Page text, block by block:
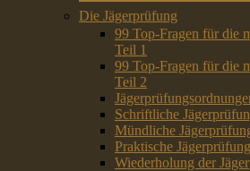
Die Jägerprüfung
99 Top-Fragen für die
Teil 1
99 Top-Fragen für die
Teil 2
Schriftliche
Mündliche
Praktische Jägerprüfung
Wiederholung der